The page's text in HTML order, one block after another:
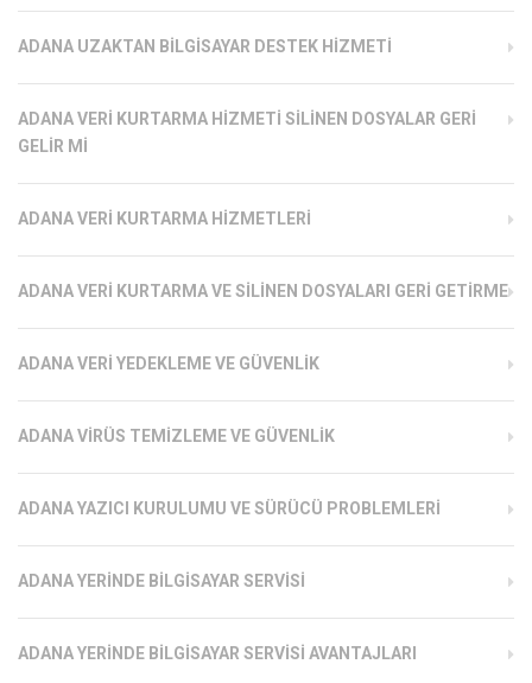
ADANA UZAKTAN BILGISAYAR DESTEK HIZMETI
ADANA VERI KURTARMA HIZMETI SILINEN DOSYALAR GERI
GELIR MI
ADANA VERI KURTARMA HIZMETLERI
ADANA VERI KURTARMA VE SILINEN DOSYALARI GERI GETIRME
ADANA VERI YEDEKLEME VE GÜVENLIK
ADANA VIRÜS TEMIZLEME VE GÜVENLIK
ADANA YAZICI KURULUMU VE SÜRÜCÜ PROBLEMLERI
ADANA YERINDE BILGISAYAR SERVISI
ADANA YERINDE BILGISAYAR SERVISI AVANTAJLARI